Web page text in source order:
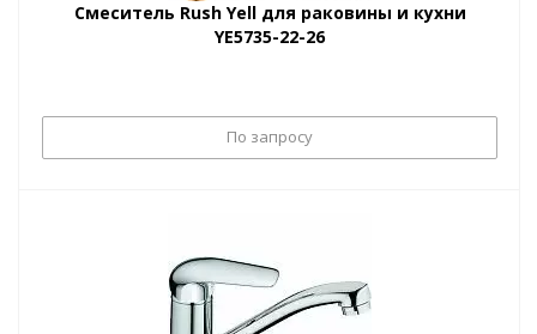
Смеситель Rush Yell для раковины и кухни
YE5735-22-26
По запросу